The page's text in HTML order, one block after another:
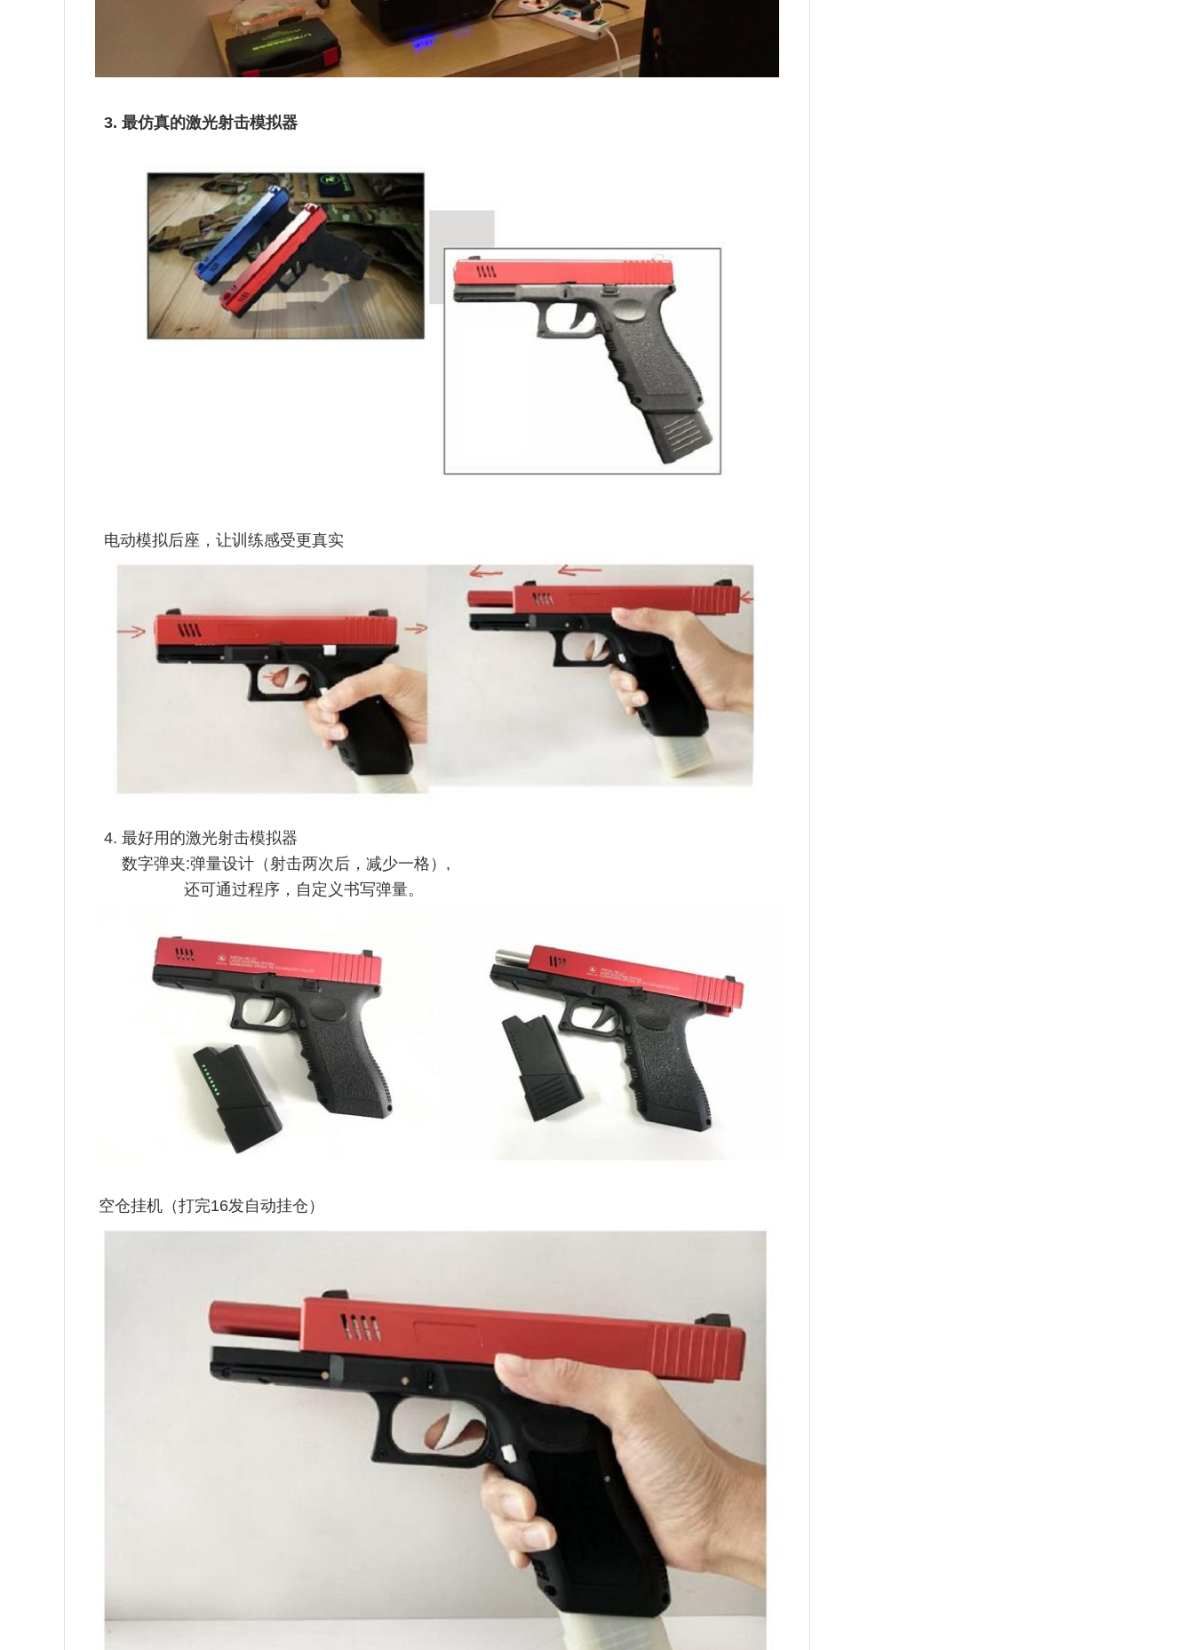
3. 最仿真的激光射击模拟器
电动模拟后座，让训练感受更真实
4. 最好用的激光射击模拟器
数字弹夹:弹量设计（射击两次后，减少一格）,
还可通过程序，自定义书写弹量。
空仓挂机（打完16发自动挂仓）